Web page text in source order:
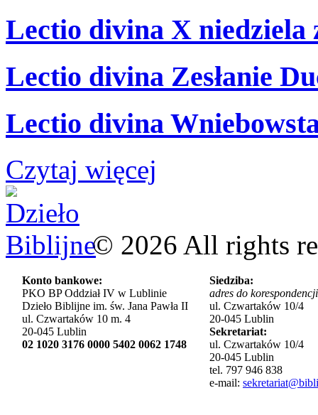
Lectio divina X niedziela
Lectio divina Zesłanie
Lectio divina
Czytaj więcej
© 2026 All rights
Konto bankowe:
PKO BP Oddział IV w Lublinie
Dzieło Biblijne im. św. Jana Pawła II
ul. Czwartaków 10 m. 4
20-045 Lublin
02 1020 3176 0000 5402 0062 1748
Siedziba:
adres do
ul. Czwartaków 10/4
20-045 Lublin
Sekretariat:
ul. Czwartaków 10/4
20-045 Lublin
tel. 797 946 838
e-mail: